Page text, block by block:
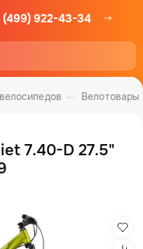
(499) 922-43-34
Велотовары
7.40-D 27.5"